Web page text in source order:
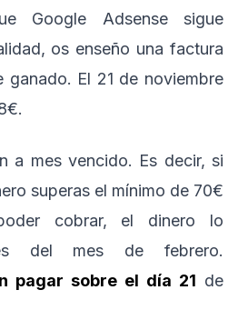
Google Adsense sigue
os enseño una factura
ganado. El 21 de noviembre
a mes vencido. Es decir, si
superas el mínimo de 70€
cobrar, el dinero lo
del mes de febrero.
pagar sobre el día 21 de